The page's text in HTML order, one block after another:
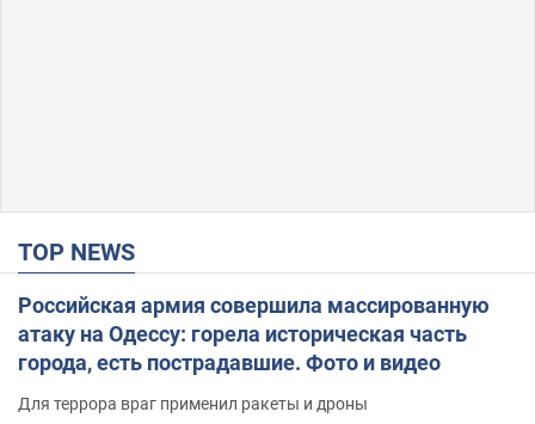
TOP NEWS
Российская армия совершила массированную
атаку на Одессу: горела историческая часть
города, есть пострадавшие. Фото и видео
Для террора враг применил ракеты и дроны